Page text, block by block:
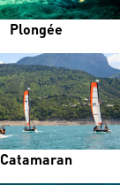
Plongée
Catamaran